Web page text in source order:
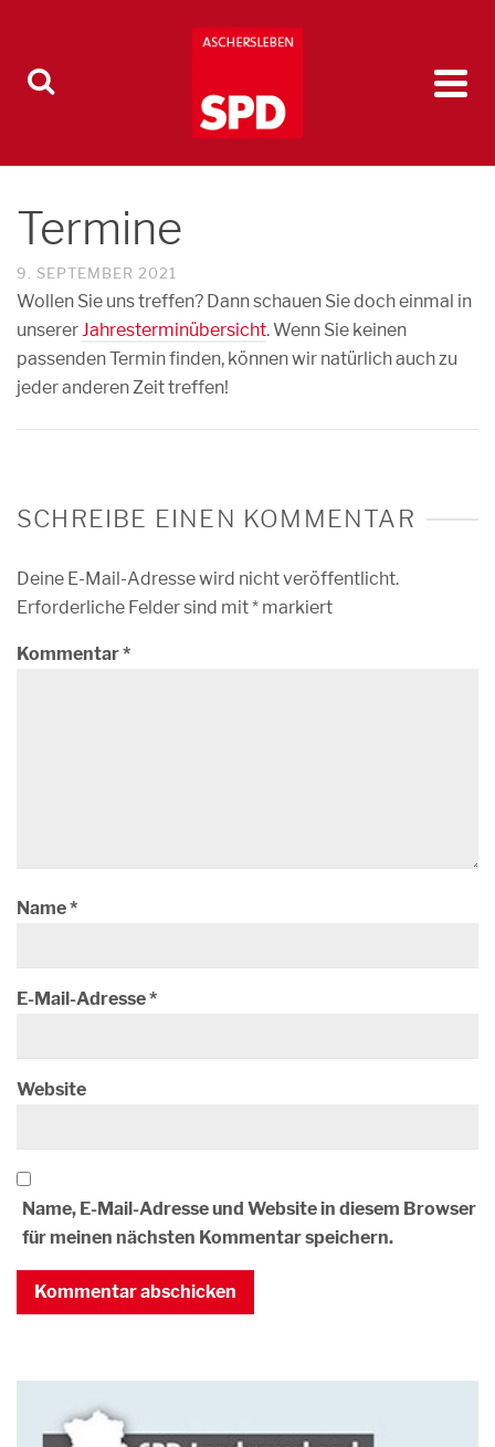
Termine
9. SEPTEMBER 2021
Wollen Sie uns treffen? Dann schauen Sie doch einmal in
unsererJahresterminübersicht. Wenn Sie keinen
passenden Termin finden, können wir natürlich auch zu
jeder anderen Zeit treffen!
SCHREIBE EINEN KOMMENTAR
Deine E-Mail-Adresse wird nicht veröffentlicht.
Erforderliche Felder sind mit* markiert
Kommentar*
Name*
E-Mail-Adresse*
Website
Name, E-Mail-Adresse und Website in diesem Browser
für meinen nächsten Kommentar speichern.